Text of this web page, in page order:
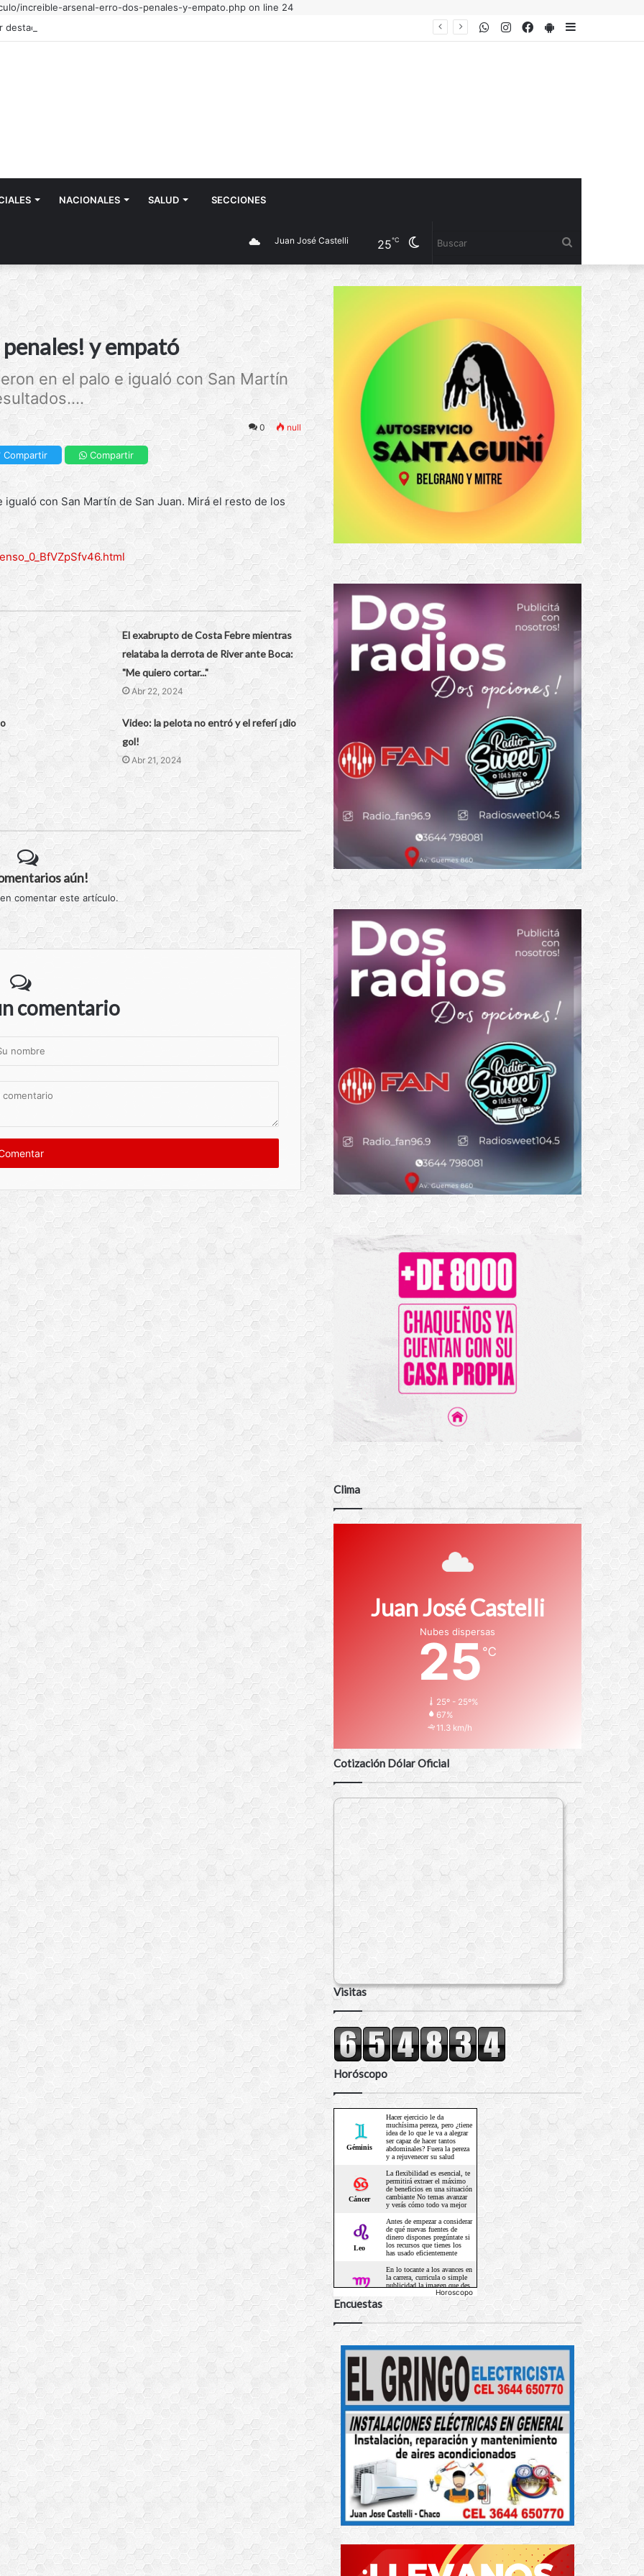
increible-arsenal-erro-dos-penales-y-empato.php on line 24
PlayStore
Facebook
Instagram
WhatsApp
NACIONALES SALUD SECCIONES
Cambiar
modo
Juan José Castelli 25℃
y empató
en el palo e igualó con San Martín
0 null
Compartir Compartir
con San Martín de San Juan. Mirá el resto de los
El exabrupto de Costa Febre mientras
relataba la derrota de River ante Boca:
"Me quiero cortar..."
Abr 22, 2024
Video: la pelota no entró y el referí ¡dio
gol!
Abr 21, 2024
aún!
comentar este artículo.
comentario
Clima
Juan José Castelli
Nubes dispersas
25 ℃
25º - 25º%
67%
11.3 km/h
Cotización Dólar Oficial
Visitas
Horóscopo
Horoscopo
Encuestas